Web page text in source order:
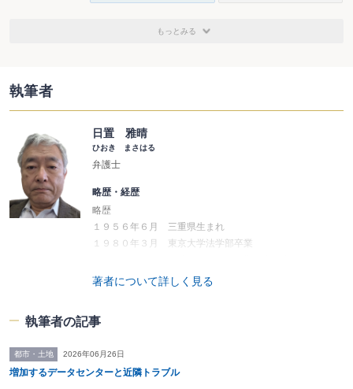
もっとみる
執筆者
日置 雅晴
ひおき まさはる
弁護士
略歴・経歴
略歴
１９５６年６月 三重県生まれ
１９８０年３月 東京大学法学部卒業
１９９２年５月 日置雅晴法律事務所開設
２００８年１月 神楽坂キーストーン法律事務所開設
著書その他
著者について詳しく見る
執筆者の記事
都市・土地 2026年06月26日
増加するデータセンターと近隣トラブル